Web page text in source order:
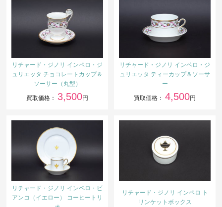
リチャード・ジノリ インペロ・ジ
ュリエッタ チョコレートカップ＆
ソーサー（丸型）
買取価格： 3,500円
リチャード・ジノリ インペロ・ジ
ュリエッタ ティーカップ＆ソーサ
ー
買取価格： 4,500円
リチャード・ジノリ インペロ・ビ
アンコ（イエロー） コーヒートリ
リチャード・ジノリ インペロ ト
リンケットボックス